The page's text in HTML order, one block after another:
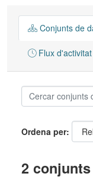
Conjunts de
Flux d'activitat
Ordena per
2